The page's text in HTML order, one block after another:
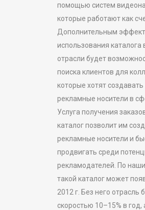
помощью систем
которые работают как
Дополнительным
использования каталога
отрасли будет
поиска клиентов для
которые хотят
рекламные носители в
Услуга получения
каталог позволит им
рекламные носители и
продвигать среди
рекламодателей. По
такой каталог может
2012 г. Без него отрасль
скоростью 10–15% в